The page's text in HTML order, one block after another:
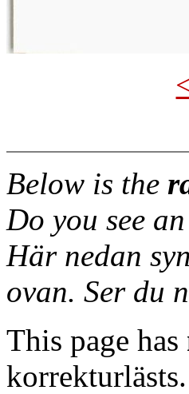
Below is the
Do you see
Här nedan
ovan. Ser du
This page has
korrekturlästs.